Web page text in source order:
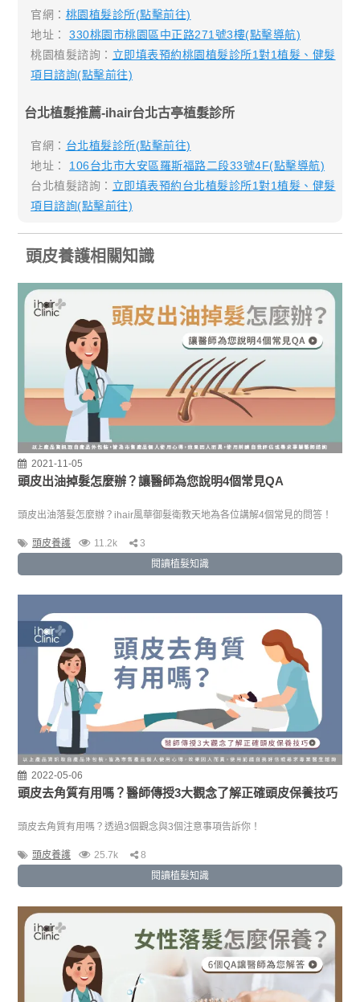
官網： 桃園植髮診所(點擊前往)
地址：330桃園市桃園區中正路271號3樓(點擊導航)
桃園植髮諮詢： 立即填表預約桃園植髮診所1對1植髮、健髮
項目諮詢(點擊前往)
台北植髮推薦-ihair台北古亭植髮診所
官網： 台北植髮診所(點擊前往)
地址： 106台北市大安區羅斯福路二段33號4F(點擊導航)
台北植髮諮詢： 立即填表預約台北植髮診所1對1植髮、健髮
項目諮詢(點擊前往)
頭皮養護相關知識
2021-11-05
頭皮出油掉髮怎麼辦？讓醫師為您說明4個常見QA
頭皮出油落髮怎麼辦？ihair風華御髮衛教天地為各位講解4個常見的問答！
頭皮養護 11.2k
3
閱讀植髮知識
2022-05-06
頭皮去角質有用嗎？醫師傳授3大觀念了解正確頭皮保養技巧
頭皮去角質有用嗎？透過3個觀念與3個注意事項告訴你！
頭皮養護 25.7k
8
閱讀植髮知識